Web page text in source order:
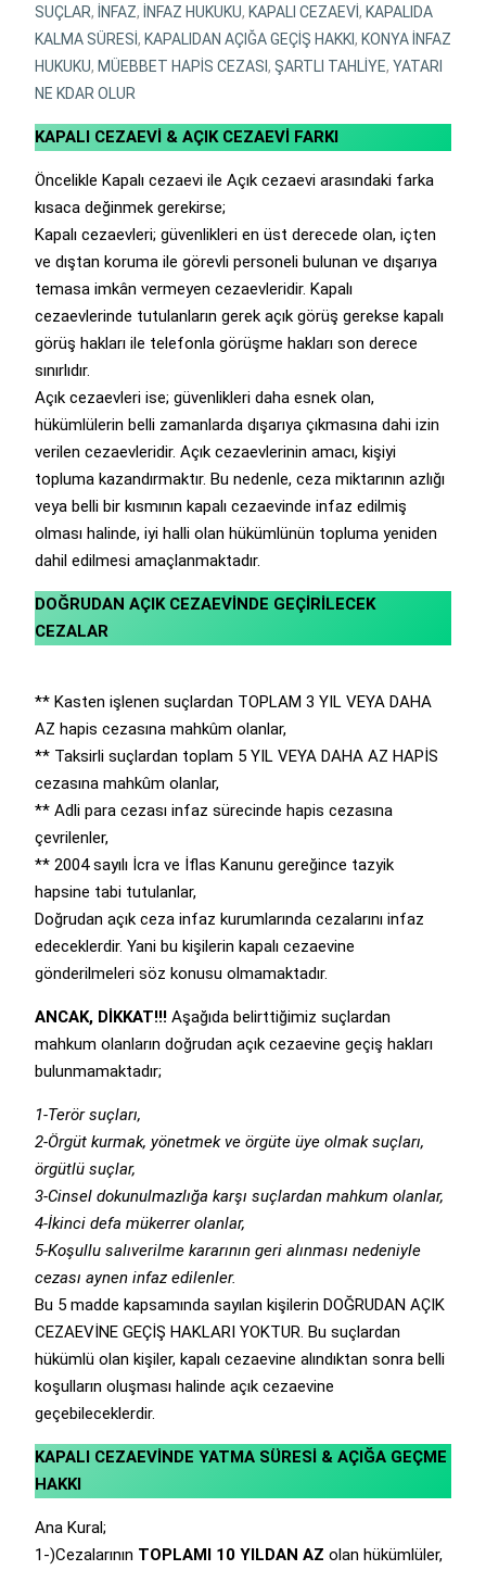
SUÇLAR, İNFAZ, İNFAZ HUKUKU, KAPALI CEZAEVİ, KAPALIDA
KALMA SÜRESİ , KAPALIDAN AÇIĞA GEÇİŞ HAKKI, KONYA İNFAZ
HUKUKU, MÜEBBET HAPİS CEZASI , ŞARTLI TAHLİYE, YATARI
NE KDAR OLUR
KAPALI CEZAEVİ & AÇIK CEZAEVİ FARKI
Öncelikle Kapalı cezaevi ile Açık cezaevi arasındaki farka
kısaca değinmek gerekirse;
Kapalı cezaevleri; güvenlikleri en üst derecede olan, içten
ve dıştan koruma ile görevli personeli bulunan ve dışarıya
temasa imkân vermeyen cezaevleridir. Kapalı
cezaevlerinde tutulanların gerek açık görüş gerekse kapalı
görüş hakları ile telefonla görüşme hakları son derece
sınırlıdır.
Açık cezaevleri ise; güvenlikleri daha esnek olan,
hükümlülerin belli zamanlarda dışarıya çıkmasına dahi izin
verilen cezaevleridir. Açık cezaevlerinin amacı, kişiyi
topluma kazandırmaktır. Bu nedenle, ceza miktarının azlığı
veya belli bir kısmının kapalı cezaevinde infaz edilmiş
olması halinde, iyi halli olan hükümlünün topluma yeniden
dahil edilmesi amaçlanmaktadır.
DOĞRUDAN AÇIK CEZAEVİNDE GEÇİRİLECEK
CEZALAR
** Kasten işlenen suçlardan TOPLAM 3 YIL VEYA DAHA
AZ hapis cezasına mahkûm olanlar,
** Taksirli suçlardan toplam 5 YIL VEYA DAHA AZ HAPİS
cezasına mahkûm olanlar,
** Adli para cezası infaz sürecinde hapis cezasına
çevrilenler,
** 2004 sayılı İcra ve İflas Kanunu gereğince tazyik
hapsine tabi tutulanlar,
Doğrudan açık ceza infaz kurumlarında cezalarını infaz
edeceklerdir. Yani bu kişilerin kapalı cezaevine
gönderilmeleri söz konusu olmamaktadır.
ANCAK, DİKKAT!!! Aşağıda belirttiğimiz suçlardan
mahkum olanların doğrudan açık cezaevine geçiş hakları
bulunmamaktadır;
1-Terör suçları,
2-Örgüt kurmak, yönetmek ve örgüte üye olmak suçları,
örgütlü suçlar,
3-Cinsel dokunulmazlığa karşı suçlardan mahkum olanlar,
4-İkinci defa mükerrer olanlar,
5-Koşullu salıverilme kararının geri alınması nedeniyle
cezası aynen infaz edilenler.
Bu 5 madde kapsamında sayılan kişilerin DOĞRUDAN AÇIK
CEZAEVİNE GEÇİŞ HAKLARI YOKTUR. Bu suçlardan
hükümlü olan kişiler, kapalı cezaevine alındıktan sonra belli
koşulların oluşması halinde açık cezaevine
geçebileceklerdir.
KAPALI CEZAEVİNDE YATMA SÜRESİ & AÇIĞA GEÇME
HAKKI
Ana Kural;
1-)Cezalarının TOPLAMI 10 YILDAN AZ olan hükümlüler,